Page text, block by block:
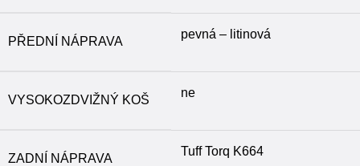
PŘEDNÍ NÁPRAVA
pevná – litinová
VYSOKOZDVIŽNÝ KOŠ
ne
ZADNÍ NÁPRAVA
Tuff Torq K664